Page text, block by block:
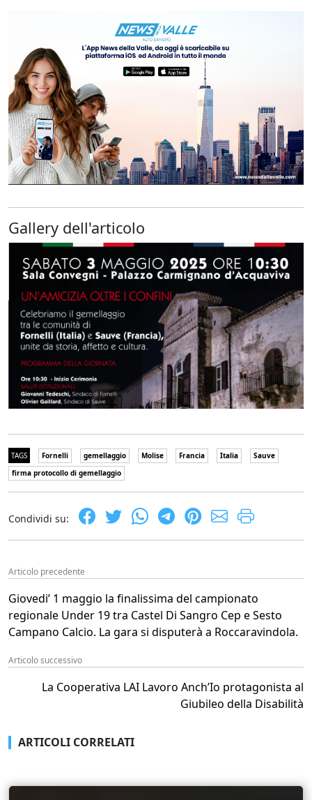
Gallery dell'articolo
TAGS Fornelli gemellaggio Molise Francia Italia
Sauve
firma protocollo di gemellaggio
Condividi su:
Articolo precedente
Giovedi’ 1 maggio la finalissima del campionato
regionale Under 19 tra Castel Di Sangro Cep e Sesto
Campano Calcio. La gara si disputerà a Roccaravindola.
Articolo successivo
La Cooperativa LAI Lavoro Anch’Io protagonista al
Giubileo della Disabilità
ARTICOLI CORRELATI